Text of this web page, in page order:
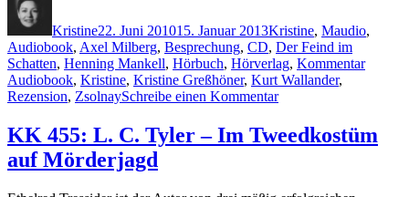
Kristine22. Juni 201015. Januar 2013Kristine, Maudio,
Audiobook, Axel Milberg, Besprechung, CD, Der Feind im
Schatten, Henning Mankell, Hörbuch, Hörverlag, Kommentar
Audiobook, Kristine, Kristine Greßhöner, Kurt Wallander,
Rezension, ZsolnaySchreibe einen Kommentarzu
Henning
KK 455: L. C. Tyler – Im Tweedkostüm
auf Mörderjagd